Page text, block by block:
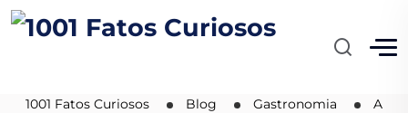
A fruta que cresce de
1001 Fatos Curiosos Blog Gastronomia
A